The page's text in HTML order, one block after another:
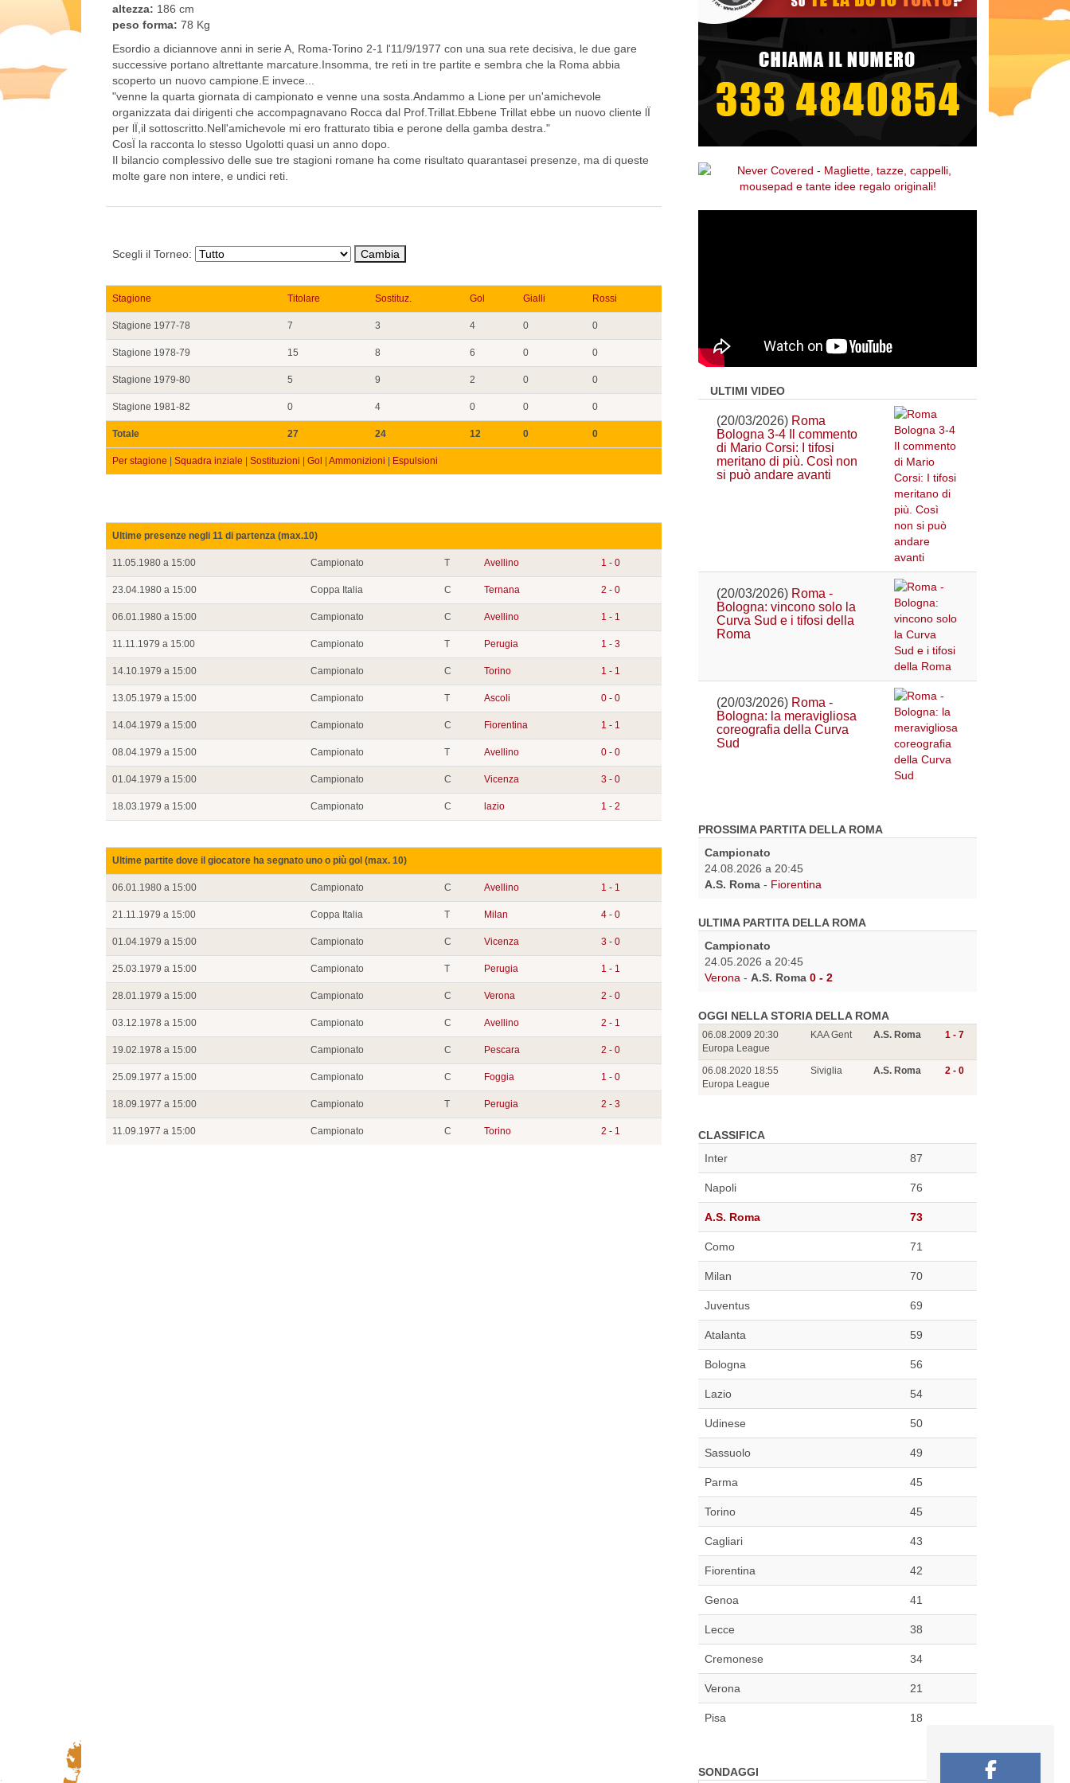
altezza: 186 cm
peso forma: 78 Kg
Esordio a diciannove anni in serie A, Roma-Torino 2-1 l'11/9/1977 con una sua rete decisiva, le due gare
successive portano altrettante marcature.Insomma, tre reti in tre partite e sembra che la Roma abbia
scoperto un nuovo campione.E invece...
"venne la quarta giornata di campionato e venne una sosta.Andammo a Lione per un'amichevole
organizzata dai dirigenti che accompagnavano Rocca dal Prof.Trillat.Ebbene Trillat ebbe un nuovo cliente lÏ
per lÏ,il sottoscritto.Nell'amichevole mi ero fratturato tibia e perone della gamba destra."
CosÏ la racconta lo stesso Ugolotti quasi un anno dopo.
Il bilancio complessivo delle sue tre stagioni romane ha come risultato quarantasei presenze, ma di queste
molte gare non intere, e undici reti.
Scegli il Torneo:
Stagione Titolare Sostituz. Gol Gialli Rossi
Stagione 1977-78 7 3 4 0 0
Stagione 1978-79 15 8 6 0 0
Stagione 1979-80 5 9 2 0 0
Stagione 1981-82 0 4 0 0 0
Totale 27 24 12 0 0
Per stagione | Squadra inziale | Sostituzioni | Gol | Ammonizioni | Espulsioni
Ultime presenze negli 11 di partenza (max.10)
11.05.1980 a 15:00 Campionato T Avellino 1 - 0
23.04.1980 a 15:00 Coppa Italia C Ternana 2 - 0
06.01.1980 a 15:00 Campionato C Avellino 1 - 1
11.11.1979 a 15:00 Campionato T Perugia 1 - 3
14.10.1979 a 15:00 Campionato C Torino 1 - 1
13.05.1979 a 15:00 Campionato T Ascoli 0 - 0
14.04.1979 a 15:00 Campionato C Fiorentina 1 - 1
08.04.1979 a 15:00 Campionato T Avellino 0 - 0
01.04.1979 a 15:00 Campionato C Vicenza 3 - 0
18.03.1979 a 15:00 Campionato C lazio 1 - 2
Ultime partite dove il giocatore ha segnato uno o più gol (max. 10)
06.01.1980 a 15:00 Campionato C Avellino 1 - 1
21.11.1979 a 15:00 Coppa Italia T Milan 4 - 0
01.04.1979 a 15:00 Campionato C Vicenza 3 - 0
25.03.1979 a 15:00 Campionato T Perugia 1 - 1
28.01.1979 a 15:00 Campionato C Verona 2 - 0
03.12.1978 a 15:00 Campionato C Avellino 2 - 1
19.02.1978 a 15:00 Campionato C Pescara 2 - 0
25.09.1977 a 15:00 Campionato C Foggia 1 - 0
18.09.1977 a 15:00 Campionato T Perugia 2 - 3
11.09.1977 a 15:00 Campionato C Torino 2 - 1
ULTIMI VIDEO
(20/03/2026) Roma
Bologna 3-4 Il commento
di Mario Corsi: I tifosi
meritano di più. Così non
si può andare avanti
(20/03/2026) Roma -
Bologna: vincono solo la
Curva Sud e i tifosi della
Roma
(20/03/2026) Roma -
Bologna: la meravigliosa
coreografia della Curva
Sud
PROSSIMA PARTITA DELLA ROMA
Campionato
24.08.2026 a 20:45
A.S. Roma - Fiorentina
ULTIMA PARTITA DELLA ROMA
Campionato
24.05.2026 a 20:45
Verona - A.S. Roma 0 - 2
OGGI NELLA STORIA DELLA ROMA
06.08.2009 20:30
Europa League
KAA Gent A.S. Roma 1 - 7
06.08.2020 18:55
Europa League
Siviglia A.S. Roma 2 - 0
CLASSIFICA
Inter
87
Napoli 76
A.S. Roma 73
Como 71
Milan 70
Juventus 69
Atalanta 59
Bologna 56
Lazio 54
Udinese 50
Sassuolo 49
Parma 45
Torino 45
Cagliari 43
Fiorentina 42
Genoa 41
Lecce 38
Cremonese 34
Verona 21
Pisa 18
SONDAGGI